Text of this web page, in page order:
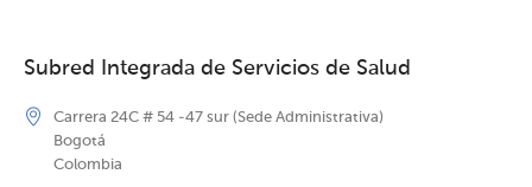
Subred Integrada de Servicios de Salud
Carrera 24C # 54 -47 sur (Sede Administrativa)
Bogotá
Colombia